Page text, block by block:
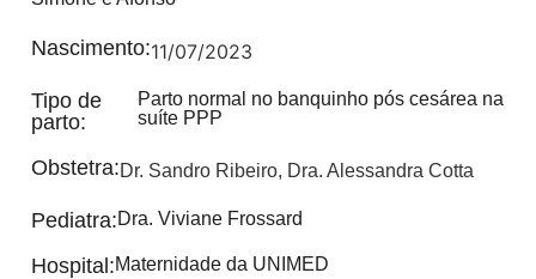
Nascimento:11/07/2023
Tipo de
parto:
Parto normal no banquinho pós cesárea na
suíte PPP
Obstetra:Dr. Sandro Ribeiro, Dra. Alessandra Cotta
Pediatra:Dra. Viviane Frossard
Hospital:Maternidade da UNIMED